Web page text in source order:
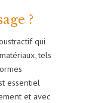
?
qui
tels
essentiel
et avec